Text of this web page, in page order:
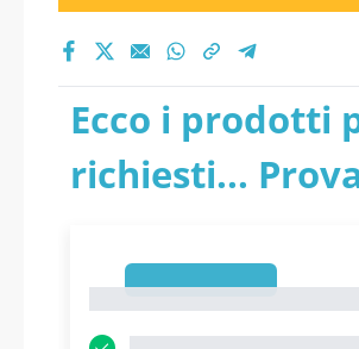
Ecco i prodotti
richiesti...